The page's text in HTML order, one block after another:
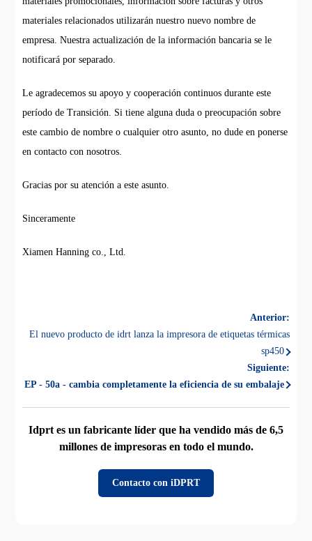
materiales relacionados utilizarán nuestro nuevo nombre de
empresa. Nuestra actualización de la información bancaria se le
notificará por separado.
Le agradecemos su apoyo y cooperación continuos durante este
período de Transición. Si tiene alguna duda o preocupación sobre
este cambio de nombre o cualquier otro asunto, no dude en ponerse
en contacto con nosotros.
Gracias por su atención a este asunto.
Sinceramente
Xiamen Hanning co., Ltd.
Anterior:
El nuevo producto de idrt lanza la impresora de etiquetas térmicas
sp450
Siguiente:
EP - 50a - cambia completamente la eficiencia de su embalaje
Idprt es un fabricante líder que ha vendido más de 6,5
millones de impresoras en todo el mundo.
Contacto con iDPRT